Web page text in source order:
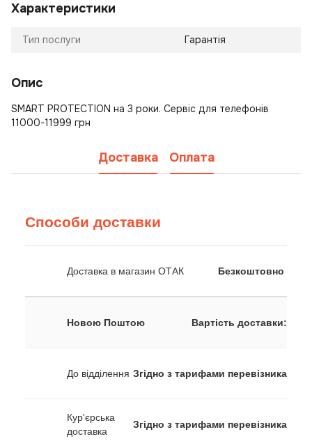
Характеристики
Тип послуги Гарантія
Опис
SMART PROTECTION на 3 роки. Сервіс для телефонів
11000-11999 грн
Доставка Оплата
Способи доставки
Доставка в магазин ОТАК Безкоштовно
Новою Поштою Вартість доставки:
До відділення Згідно з тарифами перевізника
Кур'єрська
доставка
Згідно з тарифами перевізника